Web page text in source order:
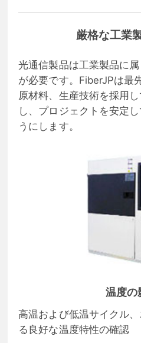
厳格な工業
光通信製品は工業製品に
が必要です。FiberJPは最
原材料、生産技術を採用
し、プロジェクトを安定
うにします。
温度の
高温および低温サイクル
る良好な温度特性の確認